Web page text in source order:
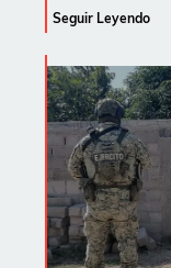
Seguir Leyendo